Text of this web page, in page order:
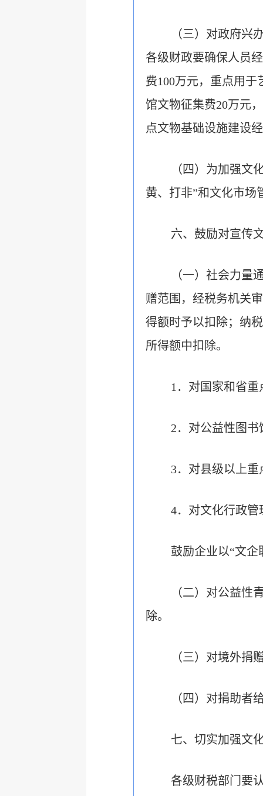
（三）对政府兴
各级财政要确保人员
费100万元，重点用
馆文物征集费20万元
点文物基础设施建设
（四）为加强文
黄、打非”和文化市场
六、鼓励对宣传
（一）社会力量
赠范围，经税务机关
得额时予以扣除；纳
所得额中扣除。
1．对国家和省
2．对公益性图
3．对县级以上
4．对文化行政
鼓励企业以“文
（二）对公益性
除。
（三）对境外捐
（四）对捐助者
七、切实加强文
各级财税部门要